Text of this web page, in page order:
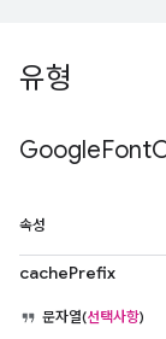
유형
GoogleFont
속성
cachePrefix
문자열(선택사항)